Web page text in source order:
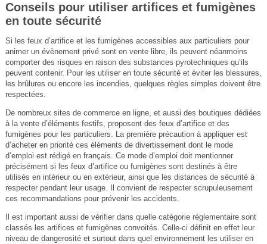
Conseils pour utiliser artifices et fumigènes
en toute sécurité
Si les feux d’artifice et les fumigènes accessibles aux particuliers pour
animer un évènement privé sont en vente libre, ils peuvent néanmoins
comporter des risques en raison des substances pyrotechniques qu’ils
peuvent contenir. Pour les utiliser en toute sécurité et éviter les blessures,
les brûlures ou encore les incendies, quelques règles simples doivent être
respectées.
De nombreux sites de commerce en ligne, et aussi des boutiques dédiées
à la vente d’éléments festifs, proposent des feux d’artifice et des
fumigènes pour les particuliers. La première précaution à appliquer est
d’acheter en priorité ces éléments de divertissement dont le mode
d’emploi est rédigé en français. Ce mode d’emploi doit mentionner
précisément si les feux d’artifice ou fumigènes sont destinés à être
utilisés en intérieur ou en extérieur, ainsi que les distances de sécurité à
respecter pendant leur usage. Il convient de respecter scrupuleusement
ces recommandations pour prévenir les accidents.
Il est important aussi de vérifier dans quelle catégorie réglementaire sont
classés les artifices et fumigènes convoités. Celle-ci définit en effet leur
niveau de dangerosité et surtout dans quel environnement les utiliser en